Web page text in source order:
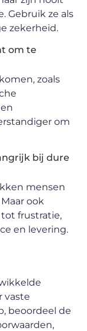
Gebruik ze als
zekerheid.
om te
zoals
om
bij dure
mensen
ook
frustratie,
en levering.
vaste
beoordeel de